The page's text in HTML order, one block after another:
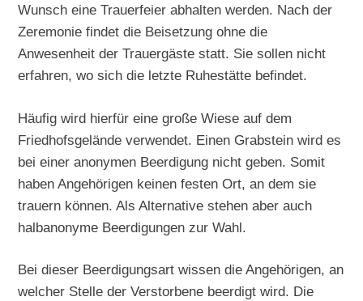
Wunsch eine Trauerfeier abhalten werden. Nach der
Zeremonie findet die Beisetzung ohne die
Anwesenheit der Trauergäste statt. Sie sollen nicht
erfahren, wo sich die letzte Ruhestätte befindet.
Häufig wird hierfür eine große Wiese auf dem
Friedhofsgelände verwendet. Einen Grabstein wird es
bei einer anonymen Beerdigung nicht geben. Somit
haben Angehörigen keinen festen Ort, an dem sie
trauern können. Als Alternative stehen aber auch
halbanonyme Beerdigungen zur Wahl.
Bei dieser Beerdigungsart wissen die Angehörigen, an
welcher Stelle der Verstorbene beerdigt wird. Die